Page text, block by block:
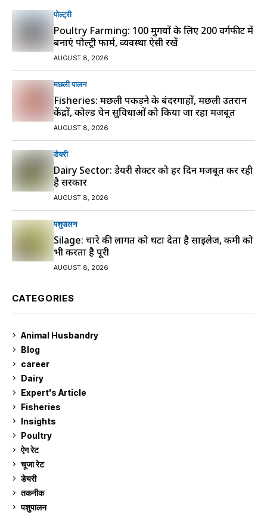
पोल्ट्री
Poultry Farming: 100 मुर्गियों के लिए 200 वर्गफीट में
बनाएं पोल्ट्री फार्म, व्यवस्था ऐसी रखें
AUGUST 8, 2026
मछली पालन
Fisheries: मछली पकड़ने के बंदरगाहों, मछली उतरान
केंद्रों, कोल्ड चेन सुविधाओं को किया जा रहा मजबूत
AUGUST 8, 2026
डेयरी
Dairy Sector: डेयरी सेक्टर को हर दिन मजबूत कर रही
है सरकार
AUGUST 8, 2026
पशुपालन
Silage: चारे की लागत को घटा देता है साइलेज, कमी को
भी करता है पूरी
AUGUST 8, 2026
CATEGORIES
Animal Husbandry
Blog
career
Dairy
Expert's Article
Fisheries
Insights
Poultry
ऐग रेट
चूजा रेट
डेयरी
तकनीक
पशुपालन